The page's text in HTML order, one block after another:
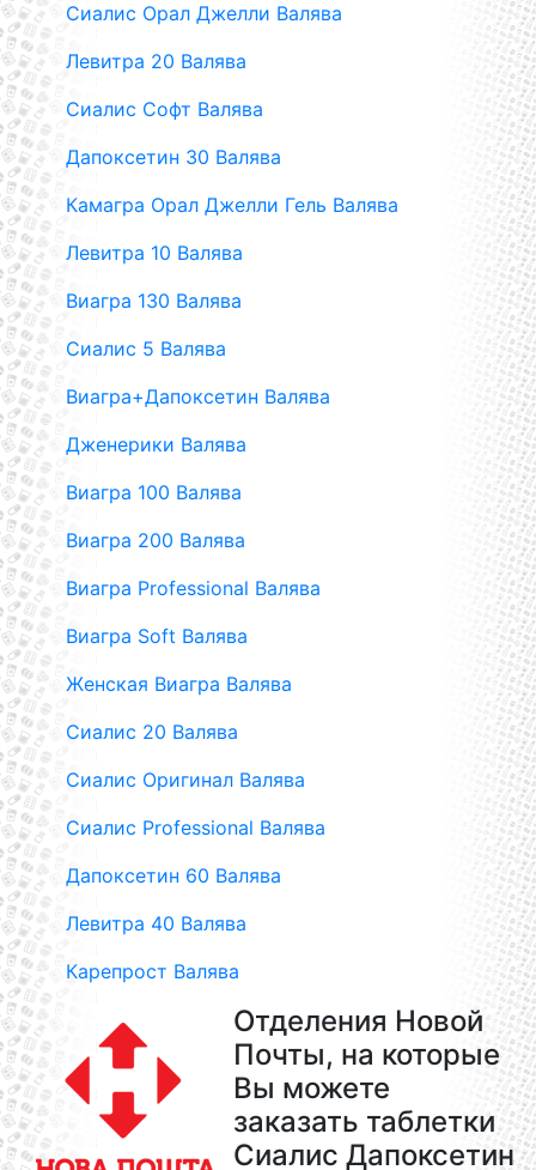
Сиалис Орал Джелли Валява
Левитра 20 Валява
Сиалис Софт Валява
Дапоксетин 30 Валява
Камагра Орал Джелли Гель Валява
Левитра 10 Валява
Виагра 130 Валява
Сиалис 5 Валява
Виагра+Дапоксетин Валява
Дженерики Валява
Виагра 100 Валява
Виагра 200 Валява
Виагра Professional Валява
Виагра Soft Валява
Женская Виагра Валява
Сиалис 20 Валява
Сиалис Оригинал Валява
Сиалис Professional Валява
Дапоксетин 60 Валява
Левитра 40 Валява
Карепрост Валява
Отделения Новой
Почты, на которые
Вы можете
заказать таблетки
Сиалис Дапоксетин